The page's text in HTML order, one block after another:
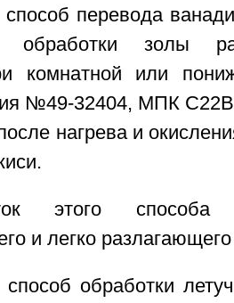
способ перевода
обработки золы
комнатной или
№49-32404, МПК С22В
нагрева и
этого способа
и легко разлагающего
способ обработки